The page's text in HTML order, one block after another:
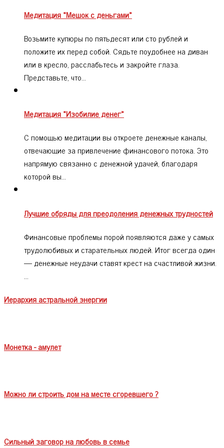
Медитация «Мешок с деньгами»
Возьмите купюры по пятьдесят или сто рублей и
положите их перед собой. Сядьте поудобнее на диван
или в кресло, расслабьтесь и закройте глаза.
Представьте, что…
Медитация «Изобилие денег»
С помощью медитации вы откроете денежные каналы,
отвечающие за привлечение финансового потока. Это
напрямую связанно с денежной удачей, благодаря
которой вы…
Лучшие обряды для преодоления денежных трудностей
Финансовые проблемы порой появляются даже у самых
трудолюбивых и старательных людей. Итог всегда один
— денежные неудачи ставят крест на счастливой жизни.
…
Иерархия астральной энергии
Монетка - амулет
Можно ли строить дом на месте сгоревшего ?
Сильный заговор на любовь в семье